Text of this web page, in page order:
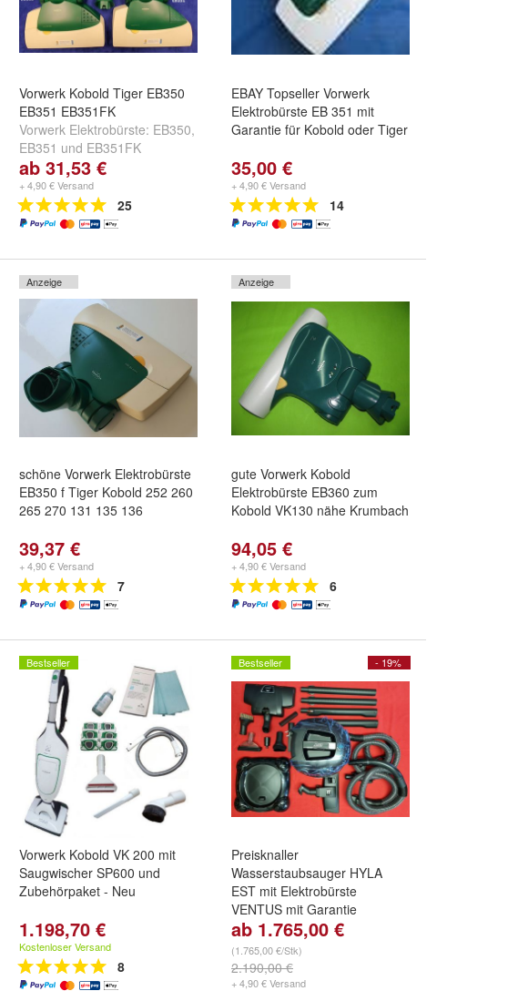
Vorwerk Kobold Tiger EB350
EB351 EB351FK
Vorwerk Elektrobürste: EB350,
EB351 und EB351FK
ab 31,53 €
+ 4,90 € Versand
25
EBAY Topseller Vorwerk
Elektrobürste EB 351 mit
Garantie für Kobold oder Tiger
35,00 €
+ 4,90 € Versand
14
Anzeige
schöne Vorwerk Elektrobürste
EB350 f Tiger Kobold 252 260
265 270 131 135 136
39,37 €
+ 4,90 € Versand
7
Anzeige
gute Vorwerk Kobold
Elektrobürste EB360 zum
Kobold VK130 nähe Krumbach
94,05 €
+ 4,90 € Versand
6
Bestseller
Vorwerk Kobold VK 200 mit
Saugwischer SP600 und
Zubehörpaket - Neu
1.198,70 €
Kostenloser Versand
8
- 19%
Bestseller
Preisknaller
Wasserstaubsauger HYLA
EST mit Elektrobürste
VENTUS mit Garantie
Hyla EST:zwei Jahre Garantie
unddrei Jahre Garantie
ab 1.765,00 €
(1.765,00 €/Stk)
2.190,00 €
+ 4,90 € Versand